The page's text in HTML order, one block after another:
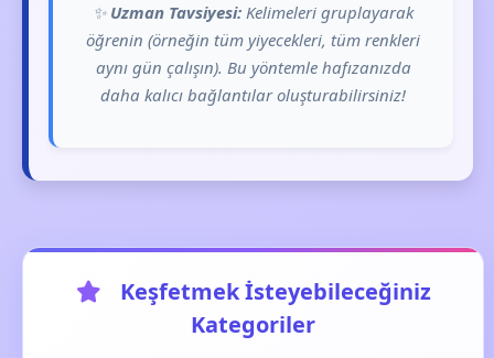
✨ Uzman Tavsiyesi: Kelimeleri gruplayarak
öğrenin (örneğin tüm yiyecekleri, tüm renkleri
aynı gün çalışın). Bu yöntemle hafızanızda
daha kalıcı bağlantılar oluşturabilirsiniz!
Keşfetmek İsteyebileceğiniz
Kategoriler